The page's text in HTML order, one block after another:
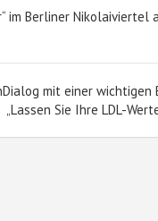
im Berliner Nikolaiviertel
mit einer wichtigen
„Lassen Sie Ihre LDL-